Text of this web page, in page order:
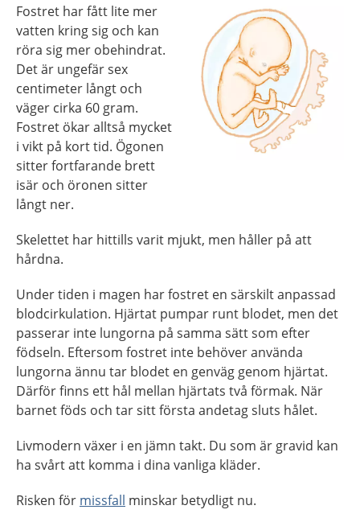
Fostret har fått lite mer
vatten kring sig och kan
röra sig mer obehindrat.
Det är ungefär sex
centimeter långt och
väger cirka 60 gram.
Fostret ökar alltså mycket
i vikt på kort tid. Ögonen
sitter fortfarande brett
isär och öronen sitter
långt ner.
Skelettet har hittills varit mjukt, men håller på att
hårdna.
Under tiden i magen har fostret en särskilt anpassad
blodcirkulation. Hjärtat pumpar runt blodet, men det
passerar inte lungorna på samma sätt som efter
födseln. Eftersom fostret inte behöver använda
lungorna ännu tar blodet en genväg genom hjärtat.
Därför finns ett hål mellan hjärtats två förmak. När
barnet föds och tar sitt första andetag sluts hålet.
Livmodern växer i en jämn takt. Du som är gravid kan
ha svårt att komma i dina vanliga kläder.
Risken för missfall minskar betydligt nu.